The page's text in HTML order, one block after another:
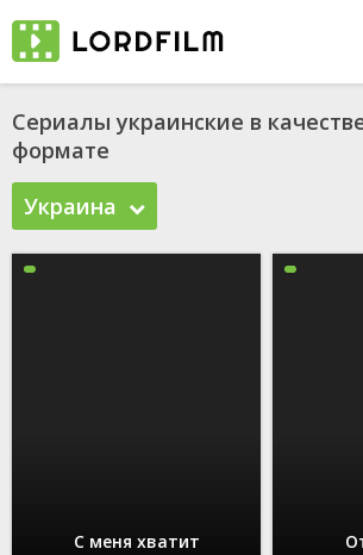
Сериалы украинские в
формате
Украина
С меня хватит